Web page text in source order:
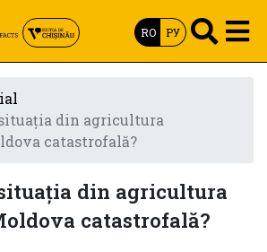
RO РУ
din agricultura
catastrofală?
din agricultura
catastrofală?